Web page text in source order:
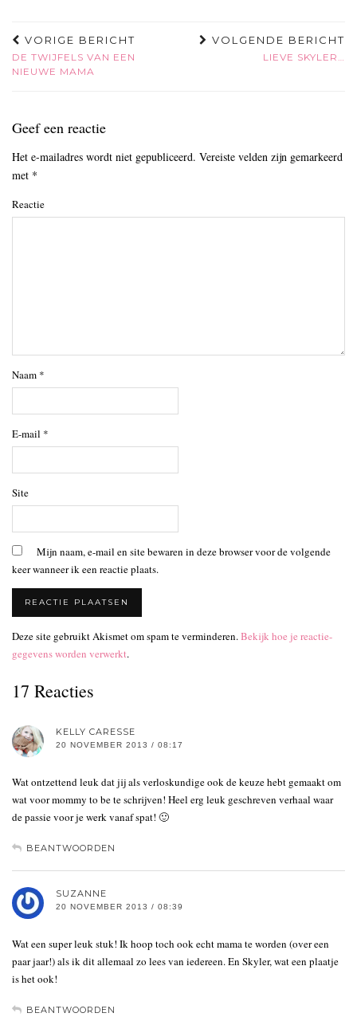
VORIGE BERICHT
DE TWIJFELS VAN EEN
NIEUWE MAMA
VOLGENDE BERICHT
LIEVE SKYLER…
Geef een reactie
Het e-mailadres wordt niet gepubliceerd. Vereiste velden zijn gemarkeerd
met *
Reactie
Naam *
E-mail *
Site
Mijn naam, e-mail en site bewaren in deze browser voor de volgende
keer wanneer ik een reactie plaats.
Deze site gebruikt Akismet om spam te verminderen.Bekijk hoe je reactie-
gegevens worden verwerkt.
17 Reacties
KELLY CARESSE
20 NOVEMBER 2013 / 08:17
Wat ontzettend leuk dat jij als verloskundige ook de keuze hebt gemaakt om
wat voor mommy to be te schrijven! Heel erg leuk geschreven verhaal waar
de passie voor je werk vanaf spat! 🙂
BEANTWOORDEN
SUZANNE
20 NOVEMBER 2013 / 08:39
Wat een super leuk stuk! Ik hoop toch ook echt mama te worden (over een
paar jaar!) als ik dit allemaal zo lees van iedereen. En Skyler, wat een plaatje
is het ook!
BEANTWOORDEN